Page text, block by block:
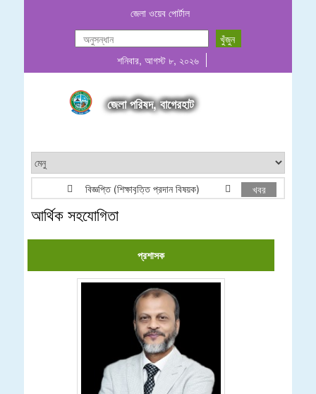
জেলা ওয়েব পোর্টাল
শনিবার, আগস্ট ৮, ২০২৬
জেলা পরিষদ, বাগেরহাট
বিজ্ঞপ্তি (শিক্ষাবৃত্তি প্রদান বিষয়ক) ২০২৬-২০২৭ অর্থবছরের
খবর
আর্থিক সহযোগিতা
প্রশাসক